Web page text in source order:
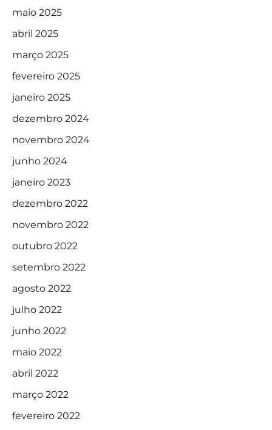
maio 2025
abril 2025
março 2025
fevereiro 2025
janeiro 2025
dezembro 2024
novembro 2024
junho 2024
janeiro 2023
dezembro 2022
novembro 2022
outubro 2022
setembro 2022
agosto 2022
julho 2022
junho 2022
maio 2022
abril 2022
março 2022
fevereiro 2022